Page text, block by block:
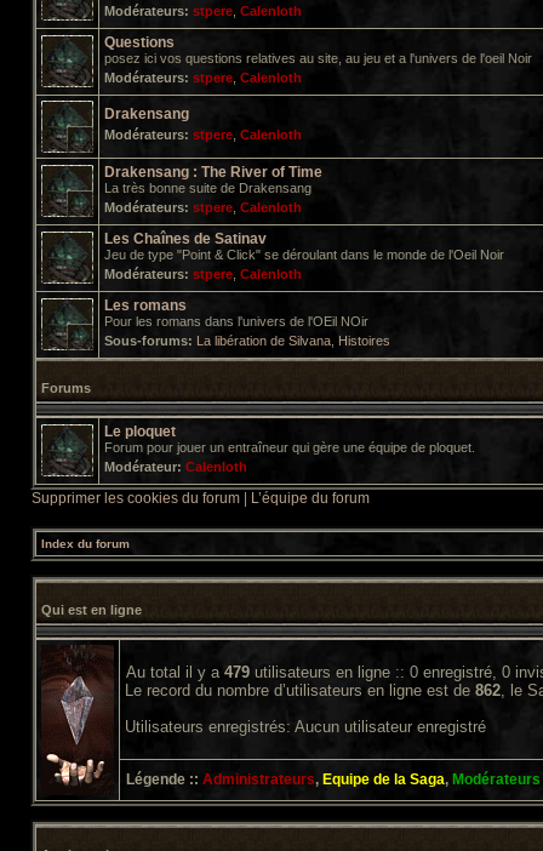
Modérateurs: stpere Calenloth
Questions
posez ici vos questions relatives au site, au jeu et a l'univers de l'oeil Noir
Modérateurs: stpere Calenloth
Drakensang
Modérateurs: stpere Calenloth
Drakensang : The River of Time
La très bonne suite de Drakensang
Modérateurs: stpere Calenloth
Les Chaînes de Satinav
Jeu de type "Point & Click" se déroulant dans le monde de l'Oeil Noir
Modérateurs: stpere Calenloth
Les romans
Pour les romans dans l'univers de l'OEil NOir
Sous-forums: La libération de Silvana Histoires
Forums
Le ploquet
Forum pour jouer un entraîneur qui gère une équipe de ploquet.
Modérateur: Calenloth
Supprimer les cookies du forum L’équipe du forum
Index du forum
Qui est en ligne
Au total il y a 479 utilisateurs en ligne :: 0 enregistré, 0
Le record du nombre d’utilisateurs en ligne est de 862, le
Utilisateurs enregistrés: Aucun utilisateur enregistré
Légende :: Administrateurs, Equipe de la Saga,